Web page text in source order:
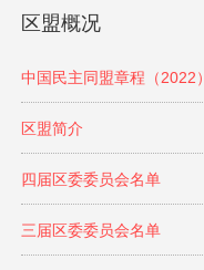
区盟概况
中国民主同盟章程（2022）
区盟简介
四届区委委员会名单
三届区委委员会名单